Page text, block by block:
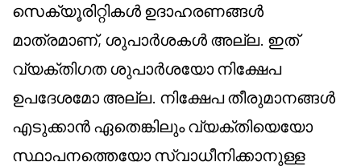
സെക്യൂരിറ്റികൾ ഉദാഹരണങ്ങൾ
മാത്രമാണ്, ശുപാർശകൾ അല്ല. ഇത്
വ്യക്തിഗത ശുപാർശയോ നിക്ഷേപ
ഉപദേശമോ അല്ല. നിക്ഷേപ തീരുമാനങ്ങൾ
എടുക്കാൻ ഏതെങ്കിലും വ്യക്തിയെയോ
സ്ഥാപനത്തെയോ സ്വാധീനിക്കാനുള്ള